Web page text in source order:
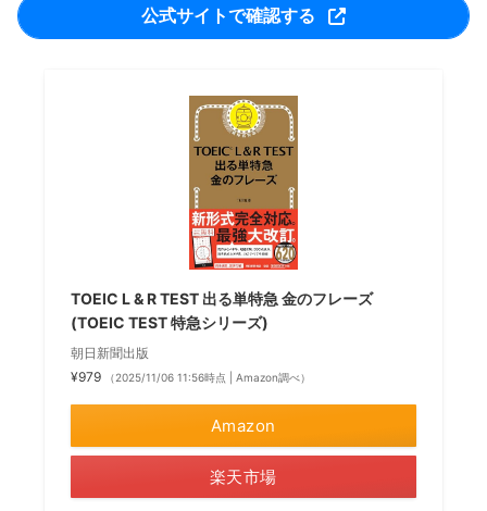
公式サイトで確認する
TOEIC L & R TEST 出る単特急 金のフレーズ
(TOEIC TEST 特急シリーズ)
朝日新聞出版
¥979
（2025/11/06 11:56時点 | Amazon調べ）
Amazon
楽天市場